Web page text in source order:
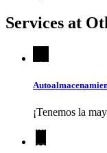
Services at
¡Tenemos la